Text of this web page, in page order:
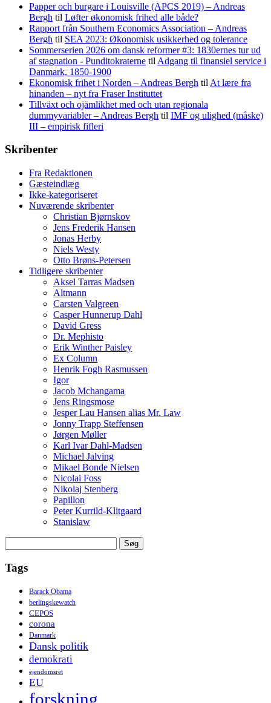
Papper och burgare i Louisville (APCS 2019) – Andreas
Bergh til Løfter økonomisk frihed alle både?
Rapport från Southern Economics Association – Andreas
Bergh til SEA 2023: Økonomisk usikkerhed og tolerance
Sommerserien 2026 om dansk reformer #3: 1830ernes tur ud
af stagnation - Punditokraterne til Adgang til finansiel service i
Danmark, 1850-1900
Ekonomisk frihet i Norden – Andreas Bergh til At lære fra
hinanden – nyt fra Fraser Instituttet
Tillväxt och ojämlikhet med och utan regionala
dummyvariabler – Andreas Bergh til IMF og ulighed (måske)
III – empirisk fifleri
Skribenter
Fra Redaktionen
Gæsteindlæg
Ikke-kategoriseret
Nuværende skribenter
Christian Bjørnskov
Jens Frederik Hansen
Jonas Herby
Niels Westy
Otto Brøns-Petersen
Tidligere skribenter
Aksel Tarras Madsen
Altmann
Carsten Valgreen
Casper Hunnerup Dahl
David Gress
Dr. Mephisto
Erik Winther Paisley
Ex Column
Henrik Fogh Rasmussen
Igor
Jacob Mchangama
Jens Ringsmose
Jesper Lau Hansen alias Mr. Law
Jonny Trapp Steffensen
Jørgen Møller
Karl Ivar Dahl-Madsen
Michael Jalving
Mikael Bonde Nielsen
Nicolai Foss
Nikolaj Stenberg
Papillon
Peter Kurrild-Klitgaard
Stanislaw
efter:
Tags
Barack Obama
berlingskewatch
CEPOS
corona
Danmark
Dansk politik
demokrati
ejendomsret
EU
forskning